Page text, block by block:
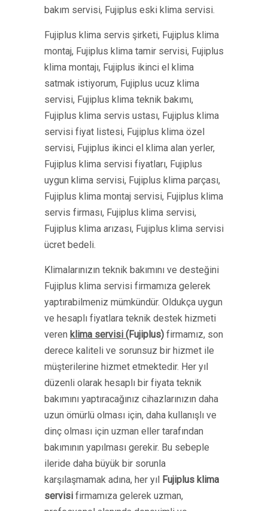
bakım servisi, Fujiplus eski klima servisi.
Fujiplus klima servis şirketi, Fujiplus klima
montaj, Fujiplus klima tamir servisi, Fujiplus
klima montajı, Fujiplus ikinci el klima
satmak istiyorum, Fujiplus ucuz klima
servisi, Fujiplus klima teknik bakımı,
Fujiplus klima servis ustası, Fujiplus klima
servisi fiyat listesi, Fujiplus klima özel
servisi, Fujiplus ikinci el klima alan yerler,
Fujiplus klima servisi fiyatları, Fujiplus
uygun klima servisi, Fujiplus klima parçası,
Fujiplus klima montaj servisi, Fujiplus klima
servis firması, Fujiplus klima servisi,
Fujiplus klima arızası, Fujiplus klima servisi
ücret bedeli.
Klimalarınızın teknik bakımını ve desteğini
Fujiplus klima servisi firmamıza gelerek
yaptırabilmeniz mümkündür. Oldukça uygun
ve hesaplı fiyatlara teknik destek hizmeti
veren klima servisi (Fujiplus) firmamız, son
derece kaliteli ve sorunsuz bir hizmet ile
müşterilerine hizmet etmektedir. Her yıl
düzenli olarak hesaplı bir fiyata teknik
bakımını yaptıracağınız cihazlarınızın daha
uzun ömürlü olması için, daha kullanışlı ve
dinç olması için uzman eller tarafından
bakımının yapılması gerekir. Bu sebeple
ileride daha büyük bir sorunla
karşılaşmamak adına, her yıl Fujiplus klima
servisi firmamıza gelerek uzman,